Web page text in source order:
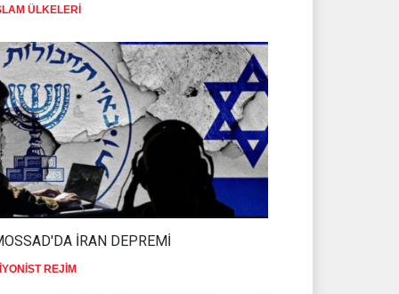
ÜLKELERİ
İRAN DEPREMİ
REJİM